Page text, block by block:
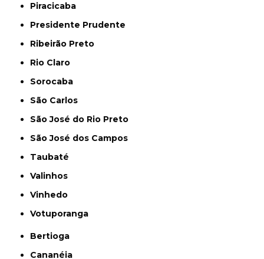
Piracicaba
Presidente Prudente
Ribeirão Preto
Rio Claro
Sorocaba
São Carlos
São José do Rio Preto
São José dos Campos
Taubaté
Valinhos
Vinhedo
Votuporanga
Bertioga
Cananéia